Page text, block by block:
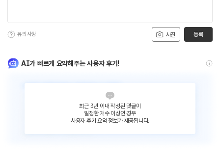
사진
유의사항 등록
AI가 빠르게 요약해주는 사용자 후기!
최근 3년 이내 작성된 댓글이
일정한 개수 이상인 경우
사용자 후기 요약 정보가 제공됩니다.